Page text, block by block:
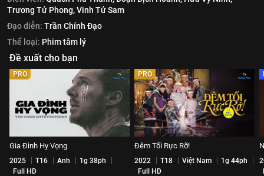
Trương Tử Phong,Vinh Tử Sam
Đạo diễn: Trần Chính Đạo
Thể loại: Phim tâm lý
Đề xuất cho bạn
PRO
Gia Đình Hy Vọng
2025 T16 Anh
1g 38ph
Full HD
PRO
Đêm Tối Rực Rỡ!
2022 T18 Việt Nam
1g 44ph
Full HD